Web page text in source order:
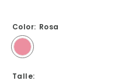
Color: Rosa
Talle: